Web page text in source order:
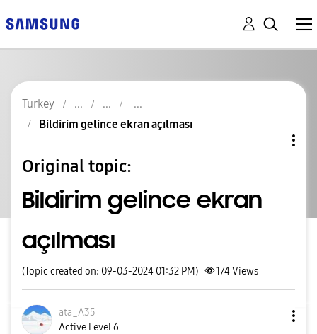
Turkey
Bildirim gelince ekran açılması
Original topic:
Bildirim gelince ekran
açılması
(Topic created on: 09-03-2024 01:32 PM) 174Views
ata_A35
Active Level 6